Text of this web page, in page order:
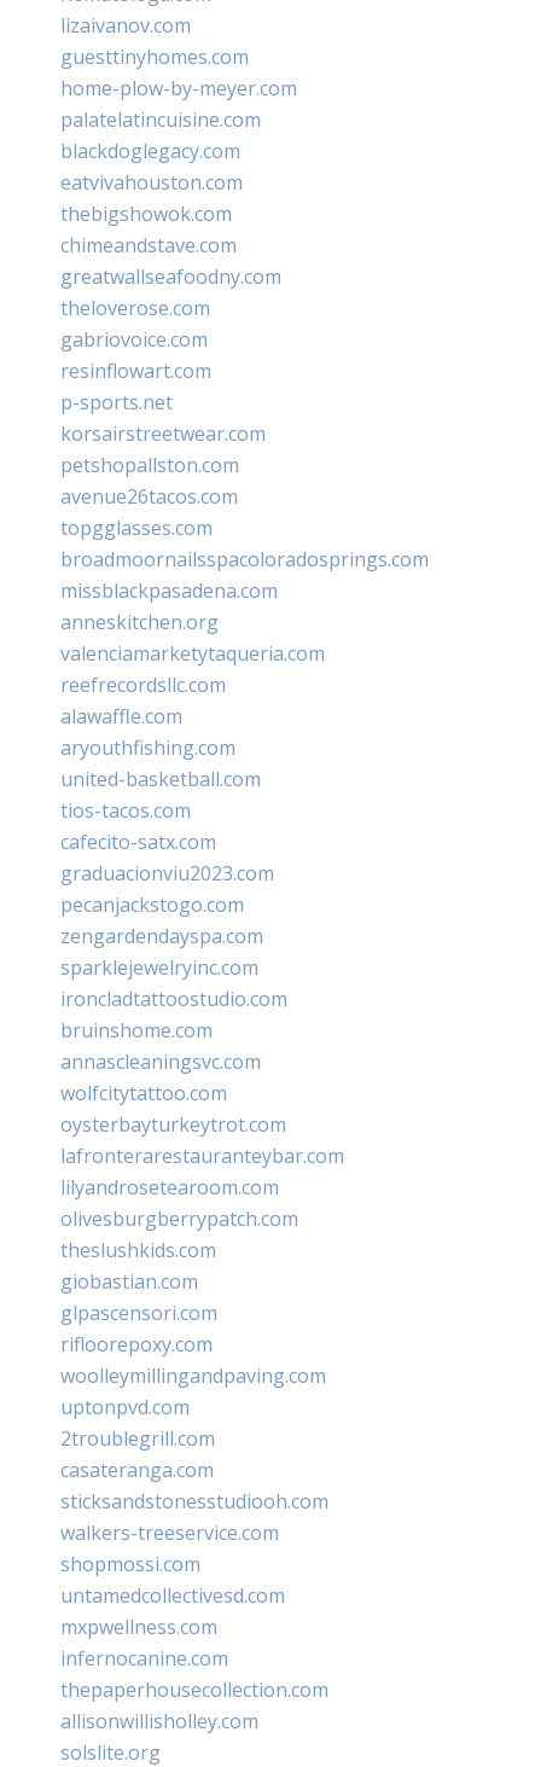
lizaivanov.com
guesttinyhomes.com
home-plow-by-meyer.com
palatelatincuisine.com
blackdoglegacy.com
eatvivahouston.com
thebigshowok.com
chimeandstave.com
greatwallseafoodny.com
theloverose.com
gabriovoice.com
resinflowart.com
p-sports.net
korsairstreetwear.com
petshopallston.com
avenue26tacos.com
topgglasses.com
broadmoornailsspacoloradosprings.com
missblackpasadena.com
anneskitchen.org
valenciamarketytaqueria.com
reefrecordsllc.com
alawaffle.com
aryouthfishing.com
united-basketball.com
tios-tacos.com
cafecito-satx.com
graduacionviu2023.com
pecanjackstogo.com
zengardendayspa.com
sparklejewelryinc.com
ironcladtattoostudio.com
bruinshome.com
annascleaningsvc.com
wolfcitytattoo.com
oysterbayturkeytrot.com
lafronterarestauranteybar.com
lilyandrosetearoom.com
olivesburgberrypatch.com
theslushkids.com
giobastian.com
glpascensori.com
rifloorepoxy.com
woolleymillingandpaving.com
uptonpvd.com
2troublegrill.com
casateranga.com
sticksandstonesstudiooh.com
walkers-treeservice.com
shopmossi.com
untamedcollectivesd.com
mxpwellness.com
infernocanine.com
thepaperhousecollection.com
allisonwillisholley.com
solslite.org